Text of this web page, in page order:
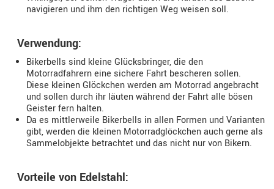
navigieren und ihm den richtigen Weg weisen soll.
Verwendung:
Bikerbells sind kleine Glücksbringer, die den
Motorradfahrern eine sichere Fahrt bescheren sollen.
Diese kleinen Glöckchen werden am Motorrad angebracht
und sollen durch ihr läuten während der Fahrt alle bösen
Geister fern halten.
Da es mittlerweile Bikerbells in allen Formen und Varianten
gibt, werden die kleinen Motorradglöckchen auch gerne als
Sammelobjekte betrachtet und das nicht nur von Bikern.
Vorteile von Edelstahl: